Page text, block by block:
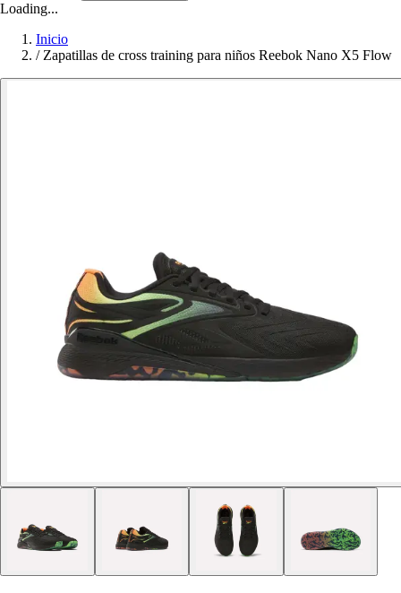
Loading...
Inicio
/ Zapatillas de cross training para niños Reebok Nano X5 Flow